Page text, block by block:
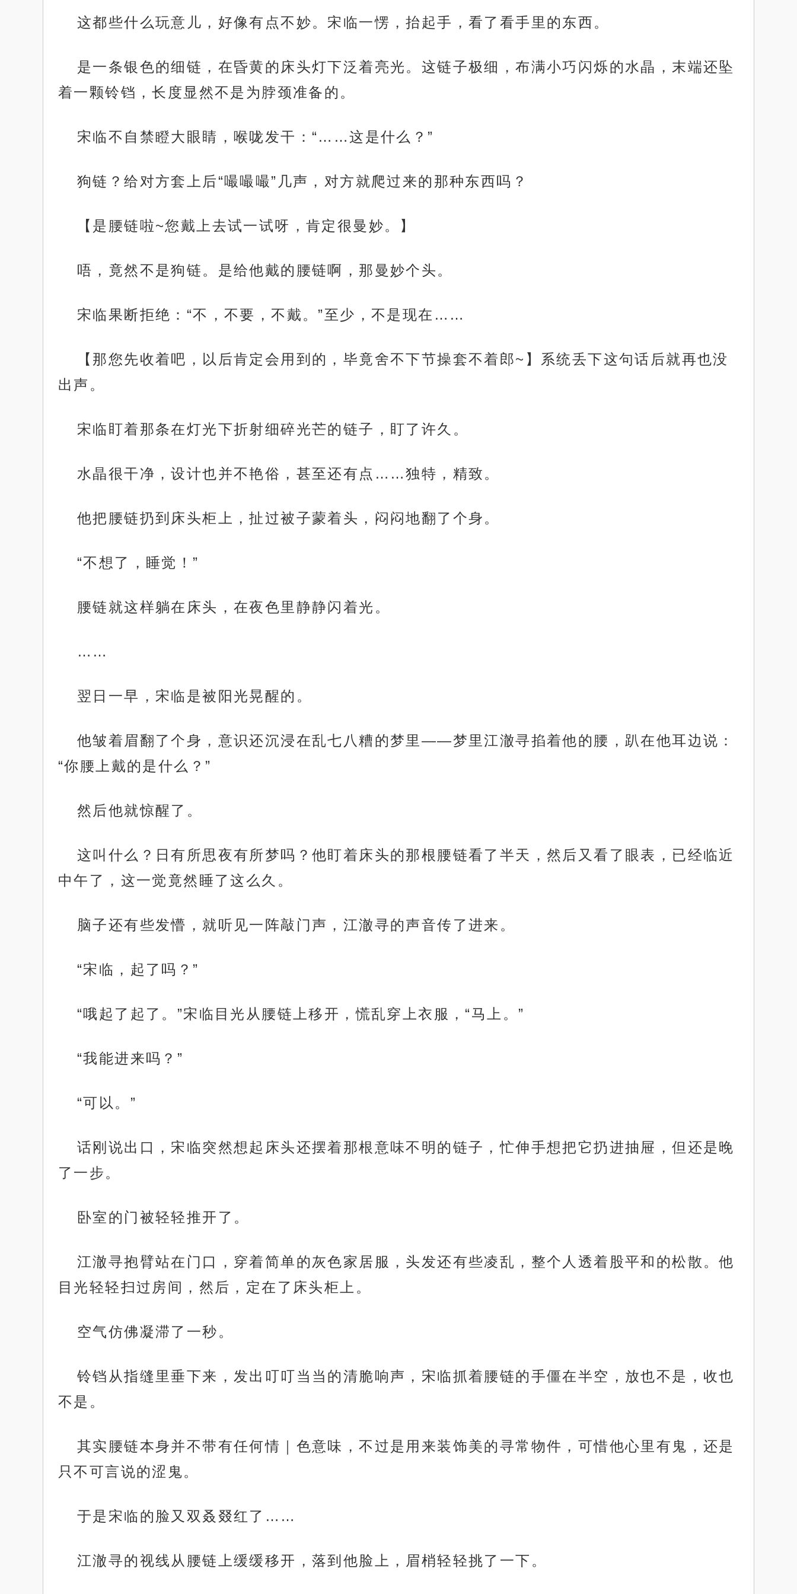
这都些什么玩意儿，好像有点不妙。宋临一愣，抬起手，看了看手里的东西。
是一条银色的细链，在昏黄的床头灯下泛着亮光。这链子极细，布满小巧闪烁的水晶，末端还坠
着一颗铃铛，长度显然不是为脖颈准备的。
宋临不自禁瞪大眼睛，喉咙发干：“……这是什么？”
狗链？给对方套上后“嘬嘬嘬”几声，对方就爬过来的那种东西吗？
【是腰链啦~您戴上去试一试呀，肯定很曼妙。】
唔，竟然不是狗链。是给他戴的腰链啊，那曼妙个头。
宋临果断拒绝：“不，不要，不戴。”至少，不是现在……
【那您先收着吧，以后肯定会用到的，毕竟舍不下节操套不着郎~】系统丢下这句话后就再也没
出声。
宋临盯着那条在灯光下折射细碎光芒的链子，盯了许久。
水晶很干净，设计也并不艳俗，甚至还有点……独特，精致。
他把腰链扔到床头柜上，扯过被子蒙着头，闷闷地翻了个身。
“不想了，睡觉！”
腰链就这样躺在床头，在夜色里静静闪着光。
……
翌日一早，宋临是被阳光晃醒的。
他皱着眉翻了个身，意识还沉浸在乱七八糟的梦里——梦里江澈寻掐着他的腰，趴在他耳边说：
“你腰上戴的是什么？”
然后他就惊醒了。
这叫什么？日有所思夜有所梦吗？他盯着床头的那根腰链看了半天，然后又看了眼表，已经临近
中午了，这一觉竟然睡了这么久。
脑子还有些发懵，就听见一阵敲门声，江澈寻的声音传了进来。
“宋临，起了吗？”
“哦起了起了。”宋临目光从腰链上移开，慌乱穿上衣服，“马上。”
“我能进来吗？”
“可以。”
话刚说出口，宋临突然想起床头还摆着那根意味不明的链子，忙伸手想把它扔进抽屉，但还是晚
了一步。
卧室的门被轻轻推开了。
江澈寻抱臂站在门口，穿着简单的灰色家居服，头发还有些凌乱，整个人透着股平和的松散。他
目光轻轻扫过房间，然后，定在了床头柜上。
空气仿佛凝滞了一秒。
铃铛从指缝里垂下来，发出叮叮当当的清脆响声，宋临抓着腰链的手僵在半空，放也不是，收也
不是。
其实腰链本身并不带有任何情｜色意味，不过是用来装饰美的寻常物件，可惜他心里有鬼，还是
只不可言说的涩鬼。
于是宋临的脸又双叒叕红了……
江澈寻的视线从腰链上缓缓移开，落到他脸上，眉梢轻轻挑了一下。